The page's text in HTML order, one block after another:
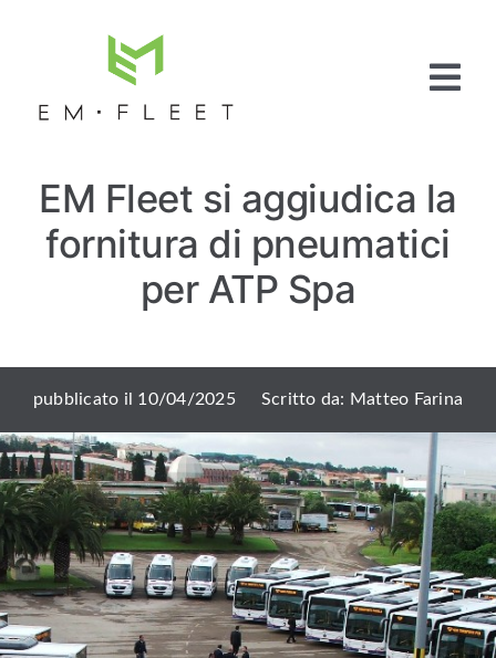
Fleet
Management
Full Service
Pneumatici
Articoli e News
EM Fleet si aggiudica la
fornitura di pneumatici
per ATP Spa
pubblicato il 10/04/2025 Scritto da: Matteo Farina